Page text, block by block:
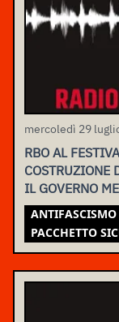
mercoledì 29
RBO AL
COSTRUZIONE
IL GOVERNO
MOVIMENTO
ANTIFASCISMO
PACCHETTO